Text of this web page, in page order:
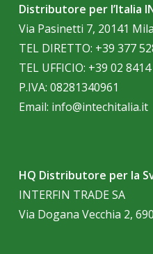
Distributore per l’Italia
Via Pasinetti 7, 20141
TEL DIRETTO: +39 377
TEL UFFICIO: +39 02
P.IVA: 08281340961
Email: info@intechitalia.it
HQ Distributore per la
INTERFIN TRADE SA
Via Dogana Vecchia 2,